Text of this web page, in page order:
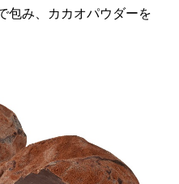
包み、カカオパウダーを